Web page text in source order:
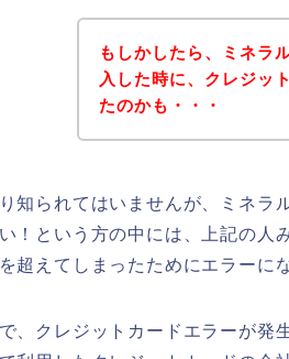
もしかしたら、ミネラ
入した時に、クレジッ
たのかも・・・
知られてはいませんが、ミネラ
！という方の中には、上記の人
超えてしまったためにエラーに
、クレジットカードエラーが発